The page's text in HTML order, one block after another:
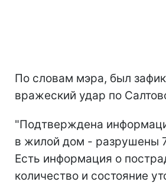
По словам мэра, был
вражеский удар по
"Подтверждена
в жилой дом - разрушены
Есть информация о
количество и состояние